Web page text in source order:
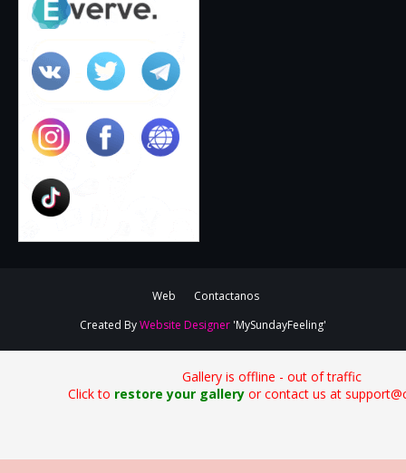
Web
Contactanos
Created ByWebsite Designer 'MySundayFeeling'
Gallery is offline - out of traffic
Click to restore your galleryor contact us at